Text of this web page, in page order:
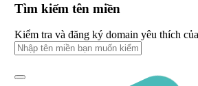
Tìm kiếm tên miền
Kiểm tra và đăng ký domain yêu thích